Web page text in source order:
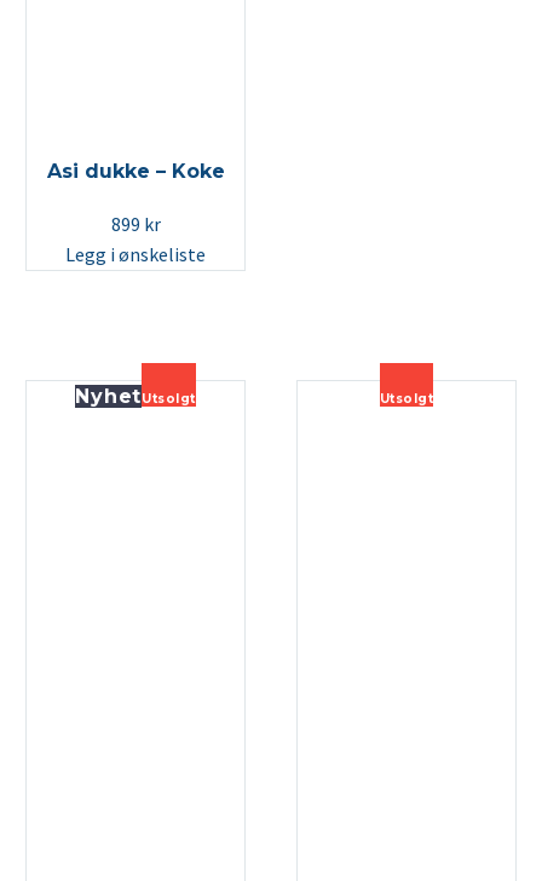
Asi dukke – Koke
899 kr
Legg i ønskeliste
NyhetUtsolgt Utsolgt